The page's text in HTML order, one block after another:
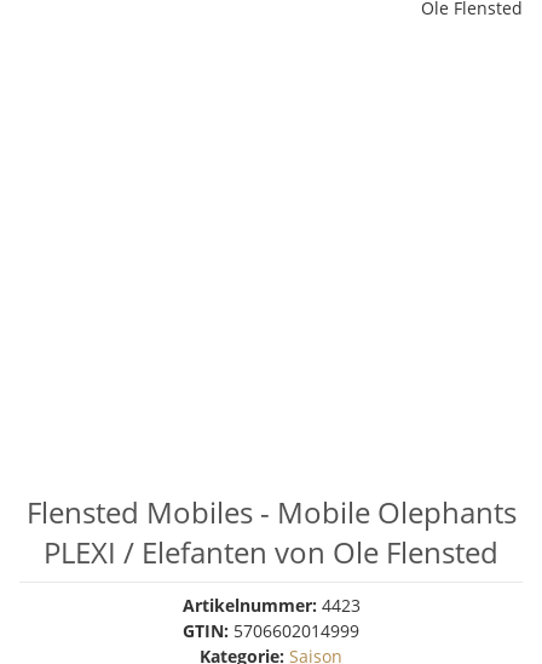
Flensted Mobiles - Mobile Olephants
PLEXI / Elefanten von Ole Flensted
Artikelnummer: 4423
GTIN: 5706602014999
Kategorie: Saison